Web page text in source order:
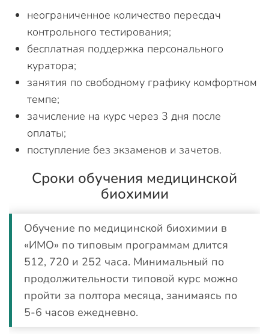
неограниченное количество пересдач
контрольного тестирования;
бесплатная поддержка персонального
куратора;
занятия по свободному графику комфортном
темпе;
зачисление на курс через 3 дня после
оплаты;
поступление без экзаменов и зачетов.
Сроки обучения медицинской
биохимии
Обучение по медицинской биохимии в
«ИМО» по типовым программам длится
512, 720 и 252 часа. Минимальный по
продолжительности типовой курс можно
пройти за полтора месяца, занимаясь по
5-6 часов ежедневно.